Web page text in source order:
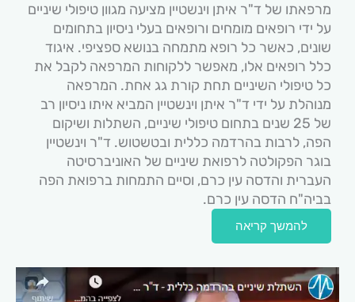
מרפאתו של ד"ר איתן וינשטיין מציעה מגוון טיפולי שיניים
על ידי רופאים מומחים ורופאים בעלי ניסיון בתחומים
שונים, כאשר כל רופא מתמחה בנושא ספציפי. איגוד
כלל רופאים אלו, מאפשר ללקוחות המרפאה לקבל את
כל טיפולי השיניים תחת קורת גג אחת. המרפאה
מנוהלת על ידי ד"ר איתן וינשטיין המביא איתו ניסיון רב
של 25 שנים בתחום טיפולי שיניים, השתלות ושיקום
הפה, לרבות בהרדמה כללית ובטשטוש. ד"ר וינשטיין
בוגר הפקולטה לרפואת שיניים של האוניברסיטה
העברית והדסה עין כרם, וסיים התמחות ברפואת הפה
בביה"ח הדסה עין כרם.
להמשך קריאה